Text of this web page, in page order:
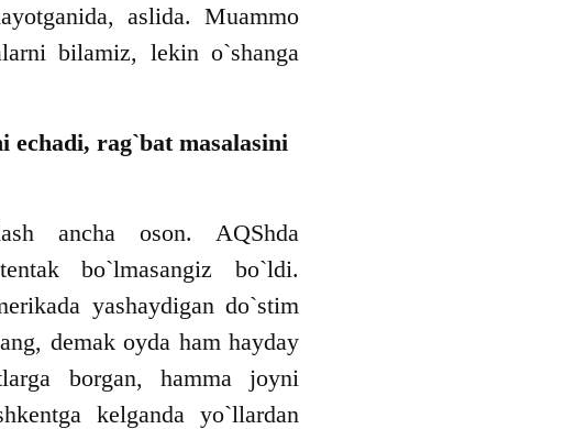
aslida. Muammo
bilamiz, lekin o`shanga
echadi, rag`bat masalasini
ancha oson. AQShda
bo`lmasangiz bo`ldi.
yashaydigan do`stim
demak oyda ham hayday
borgan, hamma joyni
kelganda yo`llardan